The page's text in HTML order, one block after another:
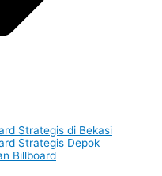
Strategis di Bekasi
Strategis Depok
Billboard